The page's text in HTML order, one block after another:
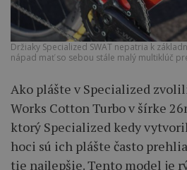
Držiaky Specialized SWAT nepatria k
nápad mať so sebou stále malý multiklúč
Ako plášte v Specialized
Works Cotton Turbo v šírke
ktorý Specialized kedy
hoci sú ich plášte často
tie najlepšie. Tento model je